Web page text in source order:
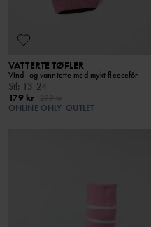
VATTERTE TØFLER
Vind- og vanntette med mykt fleecefôr
Stl: 13-24
179 kr
ONLINE ONLY OUTLET